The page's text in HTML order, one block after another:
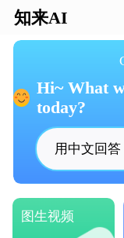
知来AI
Hi~ What
today?
图生视频